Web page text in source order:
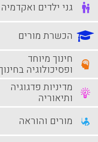
גני ילדים ואקדמיה
הכשרת מורים
חינוך מיוחד
ופסיכולוגיה
מדיניות פדגוגיה
ותיאוריה
מורים והוראה